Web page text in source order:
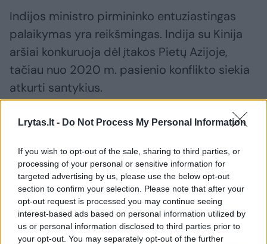
Lrytas.lt - Do Not Process My Personal Information
If you wish to opt-out of the sale, sharing to third parties, or
processing of your personal or sensitive information for
targeted advertising by us, please use the below opt-out
section to confirm your selection. Please note that after your
opt-out request is processed you may continue seeing
interest-based ads based on personal information utilized by
us or personal information disclosed to third parties prior to
your opt-out. You may separately opt-out of the further
Indijos ministro pirmininko entuziastingas
palaikymas yra reikšmingas. Indija su Kinija
aršiai konkuruoja dėl įtakos Pietų Azijoje,
tačiau nuo 2020 m. pasienio konflikto siekia
atkurti santykius.
Taivano prezidentas Lai Ching-te,
vadovaujantis salai, kurią Kinija laiko savo
teritorijos dalimi ir grasina užimti jėga,
ceremonijoje perskaitytame sveikinime sakė,
kad Dalai Lamos pavyzdys „rezonuoja su
visais, kurie brangina laisvę, demokratiją ir
pagarbą žmogaus teisėms“.